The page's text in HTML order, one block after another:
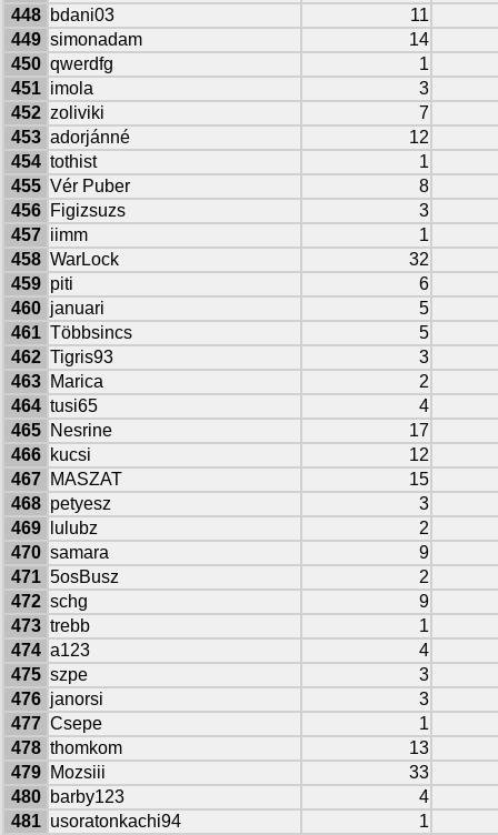
448 bdani03
11
449 simonadam
14
450 qwerdfg
1
451 imola
3
452 zoliviki
7
453 adorjánné
12
454 tothist
1
455 Vér Puber
8
456
Figizsuzs
3
457 iimm
1
458 WarLock
32
459 piti
6
460 januari
5
461 Többsincs
5
462 Tigris93
3
463
Marica
2
464 tusi65
4
465
Nesrine
17
466
kucsi
12
467
MASZAT
15
468 petyesz
3
469
lulubz
2
470 samara
9
471 5osBusz
2
472 schg
9
473 trebb
1
474 a123
4
475 szpe
3
476 janorsi
3
477 Csepe
1
478 thomkom
13
479
Mozsiii
33
480
barby123
4
481 usoratonkachi94
1